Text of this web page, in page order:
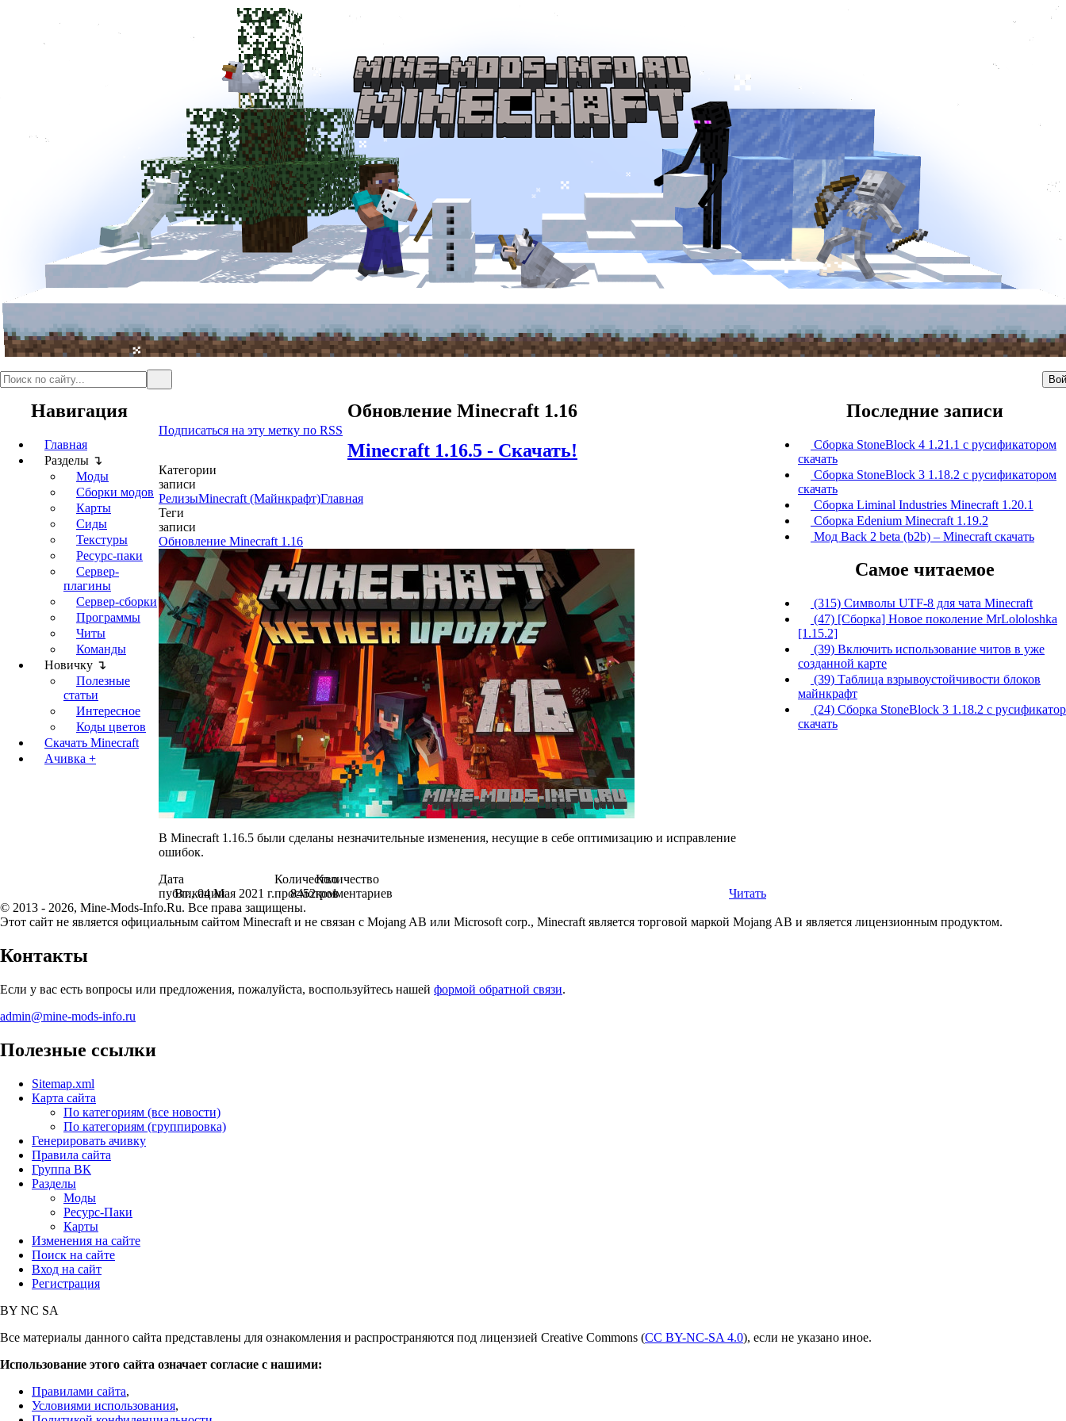
Навигация
Главная
Разделы ↴
Моды
Сборки модов
Карты
Сиды
Текстуры
Ресурс-паки
Сервер-
плагины
Сервер-сборки
Программы
Читы
Команды
Новичку ↴
Полезные
статьи
Интересное
Коды цветов
Скачать Minecraft
Ачивка +
Обновление Minecraft 1.16
Подписаться на эту метку по RSS
Minecraft 1.16.5 - Скачать!
Категории
записи
РелизыMinecraft (Майнкрафт)Главная
Теги
записи
Обновление Minecraft 1.16
В Minecraft 1.16.5 были сделаны незначительные изменения, несущие в себе оптимизацию и исправление
ошибок.
Дата
публикации
Вт., 04 Мая 2021 г.
Количество
просмотров
8452
Количество
комментариев
1 Читать
Последние записи
Сборка StoneBlock 4 1.21.1 с русификатором
скачать
Сборка StoneBlock 3 1.18.2 с русификатором
скачать
Сборка Liminal Industries Minecraft 1.20.1
Сборка Edenium Minecraft 1.19.2
Мод Back 2 beta (b2b) – Minecraft скачать
Самое читаемое
(315) Символы UTF-8 для чата Minecraft
(47) [Сборка] Новое поколение MrLololoshka
[1.15.2]
(39) Включить использование читов в уже
созданной карте
(39) Таблица взрывоустойчивости блоков
майнкрафт
(24) Сборка StoneBlock 3 1.18.2 с
скачать
© 2013 - 2026, Mine-Mods-Info.Ru. Все права защищены.
Этот сайт не является официальным сайтом Minecraft и не связан с Mojang AB или Microsoft corp., Minecraft является торговой маркой Mojang AB и является лицензионным продуктом.
Контакты
Если у вас есть вопросы или предложения, пожалуйста, воспользуйтесь нашей формой обратной связи.
admin@mine-mods-info.ru
Полезные ссылки
Sitemap.xml
Карта сайта
По категориям (все новости)
По категориям (группировка)
Генерировать ачивку
Правила сайта
Группа ВК
Разделы
Моды
Ресурс-Паки
Карты
Изменения на сайте
Поиск на сайте
Вход на сайт
Регистрация
BY NC SA
Все материалы данного сайта представлены для ознакомления и распространяются под лицензией Creative Commons (CC BY-NC-SA 4.0), если не указано иное.
Использование этого сайта означает согласие с нашими:
Правилами сайта,
Условиями использования,